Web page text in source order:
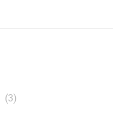
(3)